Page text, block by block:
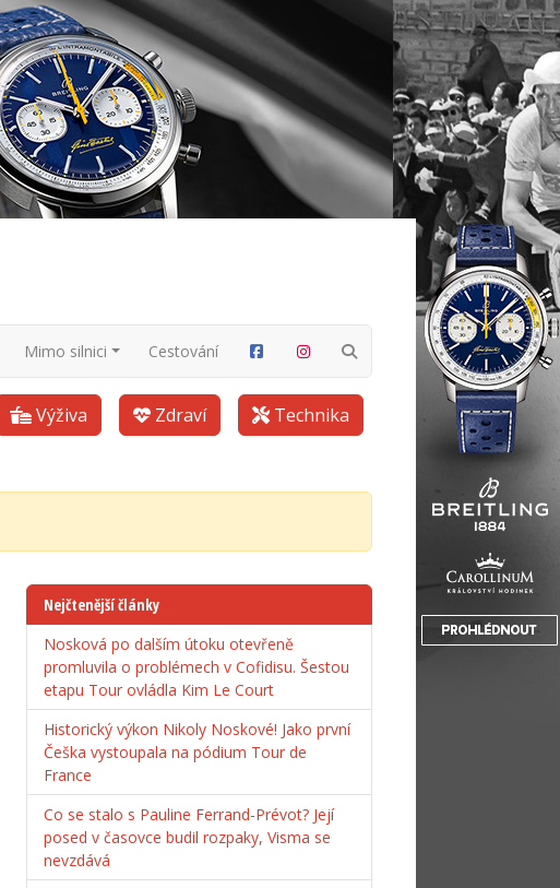
Mimo silnici Cestování
Výživa Zdraví Technika
Nejčtenější články
Nosková po dalším útoku otevřeně
promluvila o problémech v Cofidisu. Šestou
etapu Tour ovládla Kim Le Court
Historický výkon Nikoly Noskové! Jako první
Češka vystoupala na pódium Tour de
France
Co se stalo s Pauline Ferrand-Prévot? Její
posed v časovce budil rozpaky, Visma se
nevzdává